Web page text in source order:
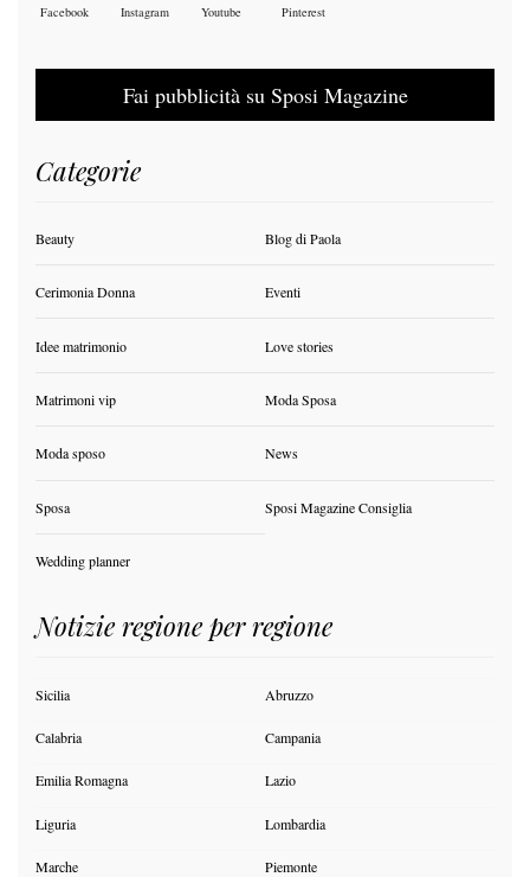
Facebook Instagram Youtube Pinterest
Fai pubblicità su Sposi Magazine
Categorie
Beauty Blog di Paola
Cerimonia Donna Eventi
Idee matrimonio Love stories
Matrimoni vip Moda Sposa
Moda sposo News
Sposa Sposi Magazine Consiglia
Wedding planner
Notizie regione per regione
Sicilia Abruzzo
Calabria Campania
Emilia Romagna Lazio
Liguria Lombardia
Marche Piemonte